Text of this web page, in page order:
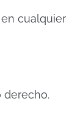
cualquier
derecho.